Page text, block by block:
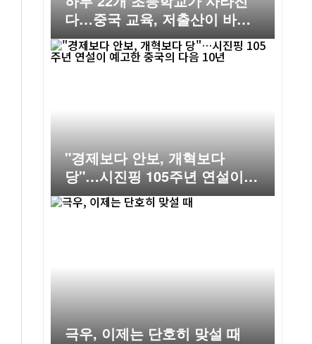
다…중국 교육, 저출산이 바꾸
는 미래
"경제보다 안보, 개혁보다
당"…시진핑 105주년 연설이
예고한 중국의 다음 10년
극우, 이제는 단호히 맞설 때